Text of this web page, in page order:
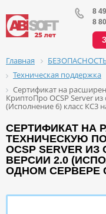
8
8
Главная
Техническая поддержка
Сертификат на
КриптоПро OCSP Server
(Исполнение 6) класс КС3
СЕРТИФИКАТ НА
ТЕХНИЧЕСКУЮ
OCSP SERVER
ВЕРСИИ 2.0
ОДНОМ СЕРВЕРЕ